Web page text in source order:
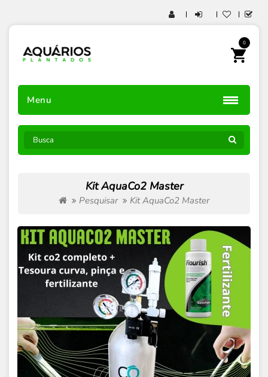
0
Menu
Kit AquaCo2 Master
Pesquisar Kit AquaCo2 Master